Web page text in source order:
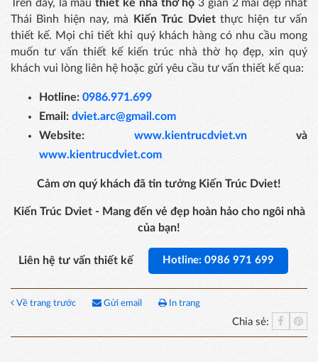
Trên đây, là mẫuthiết kế nhà thờ họ 3 gian 2 mái đẹp nhất
Thái Bình hiện nay, mà
Kiến Trúc Dvietthực hiện tư vấn
thiết kế. Mọi chi tiết khi quý khách hàng có nhu cầu mong
muốn tư vấn thiết kế kiến trúc nhà thờ họ đẹp, xin quý
khách vui lòng liên hệ hoặc gửi yêu cầu tư vấn thiết kế qua:
Hotline: 0986.971.699
Email: dviet.arc@gmail.com
Website: www.kientrucdviet.vnvà
www.kientrucdviet.com
Cảm ơn quý khách đã tin tưởng Kiến Trúc Dviet!
Kiến Trúc Dviet - Mang đến vẻ đẹp hoàn hảo cho ngôi nhà
của bạn!
Liên hệ tư vấn thiết kế Hotline: 0986 971 699
Về trang trước Gửi email In trang
Chia sẻ: